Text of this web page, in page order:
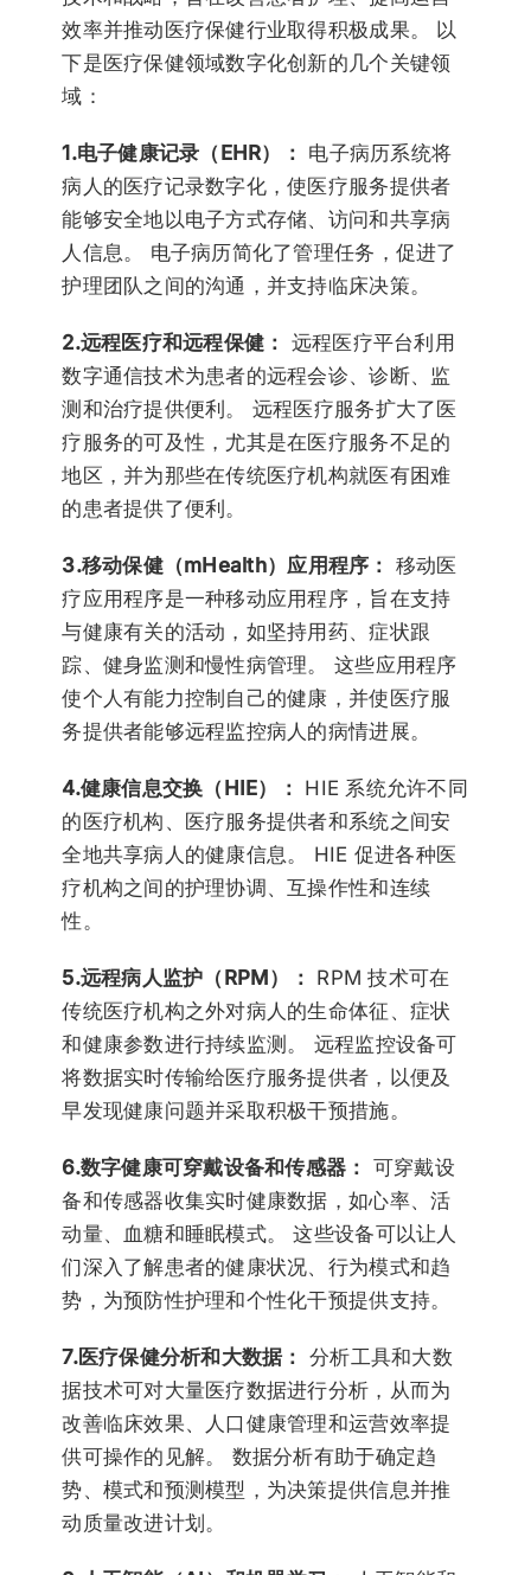
效率并推动医疗保健行业取得积极成果。 以
下是医疗保健领域数字化创新的几个关键领
域：
1.电子健康记录（EHR）： 电子病历系统将
病人的医疗记录数字化，使医疗服务提供者
能够安全地以电子方式存储、访问和共享病
人信息。 电子病历简化了管理任务，促进了
护理团队之间的沟通，并支持临床决策。
2.远程医疗和远程保健： 远程医疗平台利用
数字通信技术为患者的远程会诊、诊断、监
测和治疗提供便利。 远程医疗服务扩大了医
疗服务的可及性，尤其是在医疗服务不足的
地区，并为那些在传统医疗机构就医有困难
的患者提供了便利。
3.移动保健（mHealth）应用程序： 移动医
疗应用程序是一种移动应用程序，旨在支持
与健康有关的活动，如坚持用药、症状跟
踪、健身监测和慢性病管理。 这些应用程序
使个人有能力控制自己的健康，并使医疗服
务提供者能够远程监控病人的病情进展。
4.健康信息交换（HIE）： HIE 系统允许不同
的医疗机构、医疗服务提供者和系统之间安
全地共享病人的健康信息。 HIE 促进各种医
疗机构之间的护理协调、互操作性和连续
性。
5.远程病人监护（RPM）： RPM 技术可在
传统医疗机构之外对病人的生命体征、症状
和健康参数进行持续监测。 远程监控设备可
将数据实时传输给医疗服务提供者，以便及
早发现健康问题并采取积极干预措施。
6.数字健康可穿戴设备和传感器： 可穿戴设
备和传感器收集实时健康数据，如心率、活
动量、血糖和睡眠模式。 这些设备可以让人
们深入了解患者的健康状况、行为模式和趋
势，为预防性护理和个性化干预提供支持。
7.医疗保健分析和大数据：分析工具和大数
据技术可对大量医疗数据进行分析，从而为
改善临床效果、人口健康管理和运营效率提
供可操作的见解。 数据分析有助于确定趋
势、模式和预测模型，为决策提供信息并推
动质量改进计划。